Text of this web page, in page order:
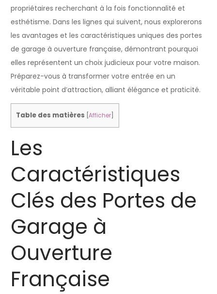
propriétaires recherchant à la fois fonctionnalité et
esthétisme. Dans les lignes qui suivent, nous explorerons
les avantages et les caractéristiques uniques des portes
de garage à ouverture française, démontrant pourquoi
elles représentent un choix judicieux pour votre maison.
Préparez-vous à transformer votre entrée en un
véritable point d’attraction, alliant élégance et praticité.
Table des matières [Afficher
Les
Caractéristiques
Clés des Portes de
Garage à
Ouverture
Française